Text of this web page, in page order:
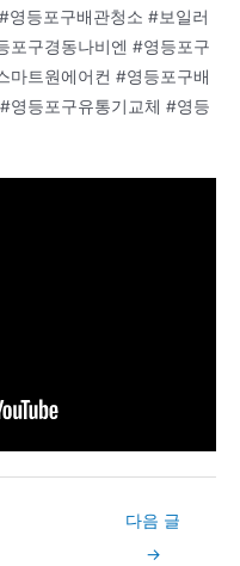
등포구배관청소 #보일러
포구경동나비엔 #영등포구
마트원에어컨 #영등포구배
영등포구유통기교체 #영등
다음 글
→